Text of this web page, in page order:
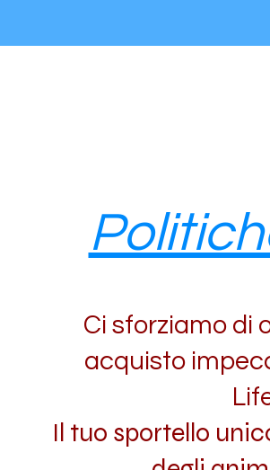
Ci sforziamo di
acquisto
Il tuo sportello